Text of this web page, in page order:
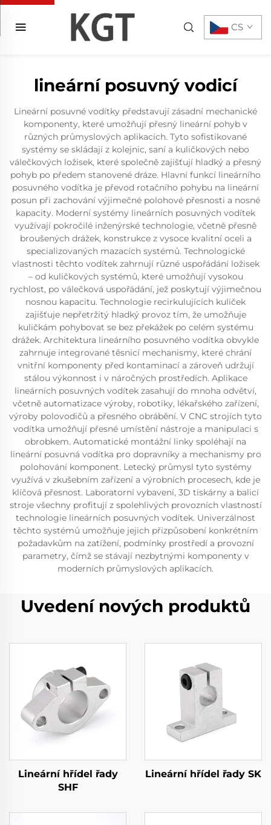
CS
lineární posuvný vodicí
Lineární posuvné vodítky představují zásadní mechanické
komponenty, které umožňují přesný lineární pohyb v
různých průmyslových aplikacích. Tyto sofistikované
systémy se skládají z kolejnic, saní a kuličkových nebo
válečkových ložisek, které společně zajišťují hladký a přesný
pohyb po předem stanovené dráze. Hlavní funkcí lineárního
posuvného vodítka je převod rotačního pohybu na lineární
posun při zachování výjimečné polohové přesnosti a nosné
kapacity. Moderní systémy lineárních posuvných vodítek
využívají pokročilé inženýrské technologie, včetně přesně
broušených drážek, konstrukce z vysoce kvalitní oceli a
specializovaných mazacích systémů. Technologické
vlastnosti těchto vodítek zahrnují různé uspořádání ložisek
– od kuličkových systémů, které umožňují vysokou
rychlost, po válečková uspořádání, jež poskytují výjimečnou
nosnou kapacitu. Technologie recirkulujících kuliček
zajišťuje nepřetržitý hladký provoz tím, že umožňuje
kuličkám pohybovat se bez překážek po celém systému
drážek. Architektura lineárního posuvného vodítka obvykle
zahrnuje integrované těsnicí mechanismy, které chrání
vnitřní komponenty před kontaminací a zároveň udržují
stálou výkonnost i v náročných prostředích. Aplikace
lineárních posuvných vodítek zasahují do mnoha odvětví,
včetně automatizace výroby, robotiky, lékařského zařízení,
výroby polovodičů a přesného obrábění. V CNC strojích tyto
vodítka umožňují přesné umístění nástroje a manipulaci s
obrobkem. Automatické montážní linky spoléhají na
lineární posuvná vodítka pro dopravníky a mechanismy pro
polohování komponent. Letecký průmysl tyto systémy
využívá v zkušebním zařízení a výrobních procesech, kde je
klíčová přesnost. Laboratorní vybavení, 3D tiskárny a balicí
stroje všechny profitují z spolehlivých provozních vlastností
technologie lineárních posuvných vodítek. Univerzálnost
těchto systémů umožňuje jejich přizpůsobení konkrétním
požadavkům na zatížení, podmínky prostředí a provozní
parametry, čímž se stávají nezbytnými komponenty v
moderních průmyslových aplikacích.
Uvedení nových produktů
Lineární hřídel řady
SHF
Lineární hřídel řady SK